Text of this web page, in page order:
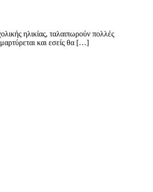
ηλικίας, ταλαιπωρούν πολλές
και εσείς θα […]